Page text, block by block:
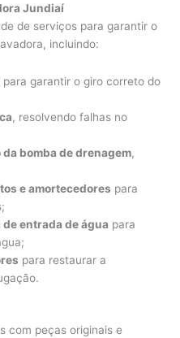
Jundiaí
de serviços para garantir o
incluindo:
para garantir o giro correto do
, resolvendo falhas no
bomba de drenagem,
e amortecedores para
entrada de água para
para restaurar a
com peças originais e